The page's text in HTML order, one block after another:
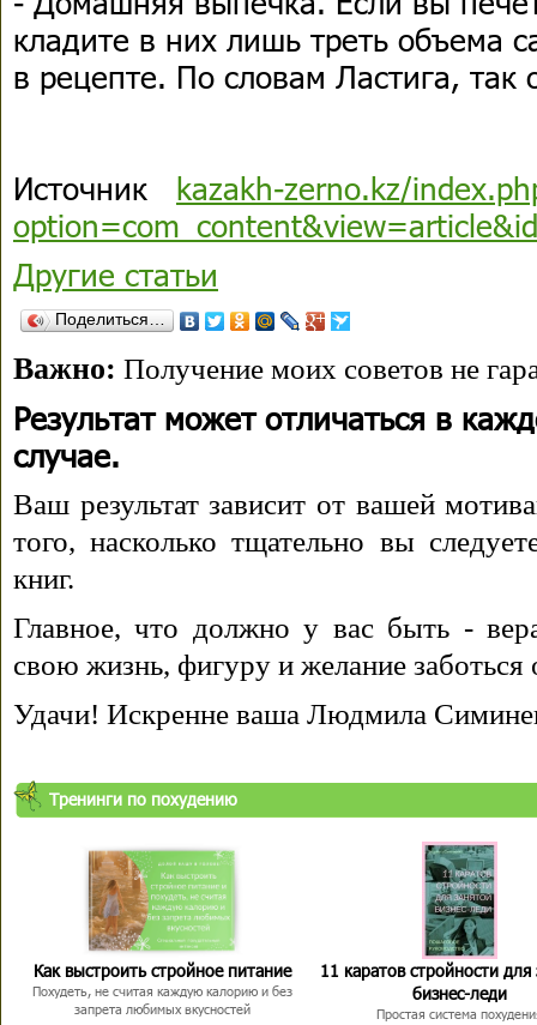
кладите в них лишь треть объема
в рецепте. По словам Ластига, так
Источник kazakh-zerno.kz/
Другие статьи
Поделиться…
Важно: Получение моих советов не
Результат может отличаться в
случае.
Ваш результат зависит от вашей
того, насколько тщательно вы
книг.
Главное, что должно у вас быть -
свою жизнь, фигуру и желание заботься
Удачи! Искренне ваша Людмила
Тренинги по похудению
Как выстроить стройное питание
Похудеть, не считая каждую калорию и без
запрета любимых вкусностей
11 каратов стройности для
бизнес-леди
Простая система